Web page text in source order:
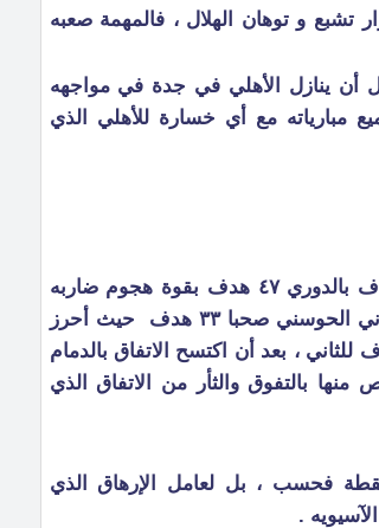
تشبع و توهان الهلال ، فالمهمة صعبه
الأنصار لخطف ٣ نقاط قبل أن ينازل الأهلي في جدة في مواجهه
مبارياته مع أي خسارة للأهلي الذي
صاحب ٥٢ نقطه وصاحب أعلى معدل تسجيل أهداف بالدوري ٤٧ هدف بقوة هجوم ضاربه
بقيادة الثنائي ( الدويتو ) البرازيلي سيمونس والعماني الحوسني صحبا ٣٣ هدف حيث أحرز
هدف وهو يتصدر هدافي المسابقه و١٥ هدف للثاني ، بعد أن اكتسح الاتفاق بالدمام
بالتفوق والثأر من الاتفاق الذي
فحسب ، بل لعامل الإرهاق الذي
.